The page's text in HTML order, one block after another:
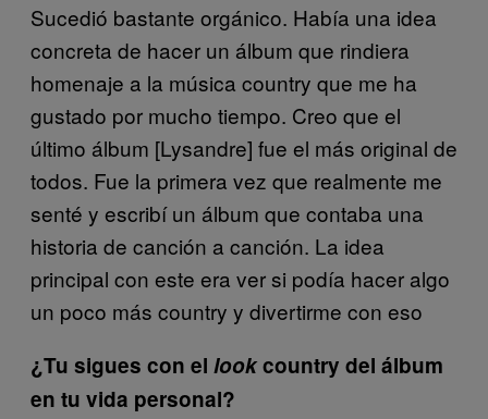
Sucedió bastante orgánico. Había una idea
concreta de hacer un álbum que rindiera
homenaje a la música country que me ha
gustado por mucho tiempo. Creo que el
último álbum [Lysandre] fue el más original de
todos. Fue la primera vez que realmente me
senté y escribí un álbum que contaba una
historia de canción a canción. La idea
principal con este era ver si podía hacer algo
un poco más country y divertirme con eso
¿Tu sigues con el lookcountry del álbum
en tu vida personal?